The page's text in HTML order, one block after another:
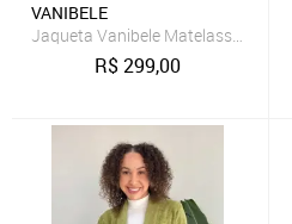
VANIBELE
Jaqueta Vanibele Matelasse Verde
R$299,00